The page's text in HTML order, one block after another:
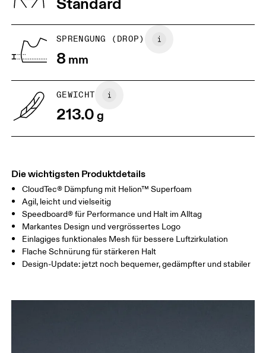
JP 22
5
UK
Horizontal verschieben, um mehr zu sehen
SPRENGUNG (DROP)
8 mm
GEWICHT
213.0g
Die wichtigsten Produktdetails
CloudTec® Dämpfung mit Helion™ Superfoam
Agil, leicht und vielseitig
Speedboard® für Performance und Halt im Alltag
Markantes Design und vergrössertes Logo
Einlagiges funktionales Mesh für bessere Luftzirkulation
Flache Schnürung für stärkeren Halt
Design-Update: jetzt noch bequemer, gedämpfter und stabiler